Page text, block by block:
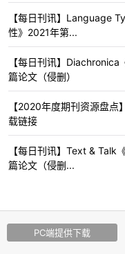
【每日刊讯】Language
性》2021年第...
【每日刊讯】
篇论文（侵删）
【2020年度期刊资源盘
载链接
【每日刊讯】Text & Talk
篇论文（侵删...
PC端提供下载